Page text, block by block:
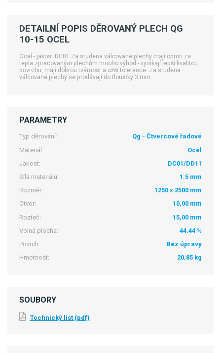
DETAILNÍ POPIS DĚROVANÝ PLECH QG
10-15 OCEL
Ocel - jakost DC01 Za studena válcované plechy mají oproti za
tepla zpracovaným plechům mnoho výhod - vynikají lepší kvalitou
povrchu, mají dobrou tvárnost a užší tolerance. Za studena
válcované plechy se prodávají do tloušťky 3 mm.
PARAMETRY
Typ děrování:
Qg - Čtvercové řadové
Materiál:
Ocel
Jakost:
DC01/DD11
Síla materiálu:
1.5 mm
Rozměr:
1250 x 2500 mm
Otvor:
10,00 mm
Rozteč:
15,00 mm
Volná plocha:
44.44 %
Povrch:
Bez úpravy
Hmotnost:
20,85 kg
SOUBORY
Technický list (pdf)